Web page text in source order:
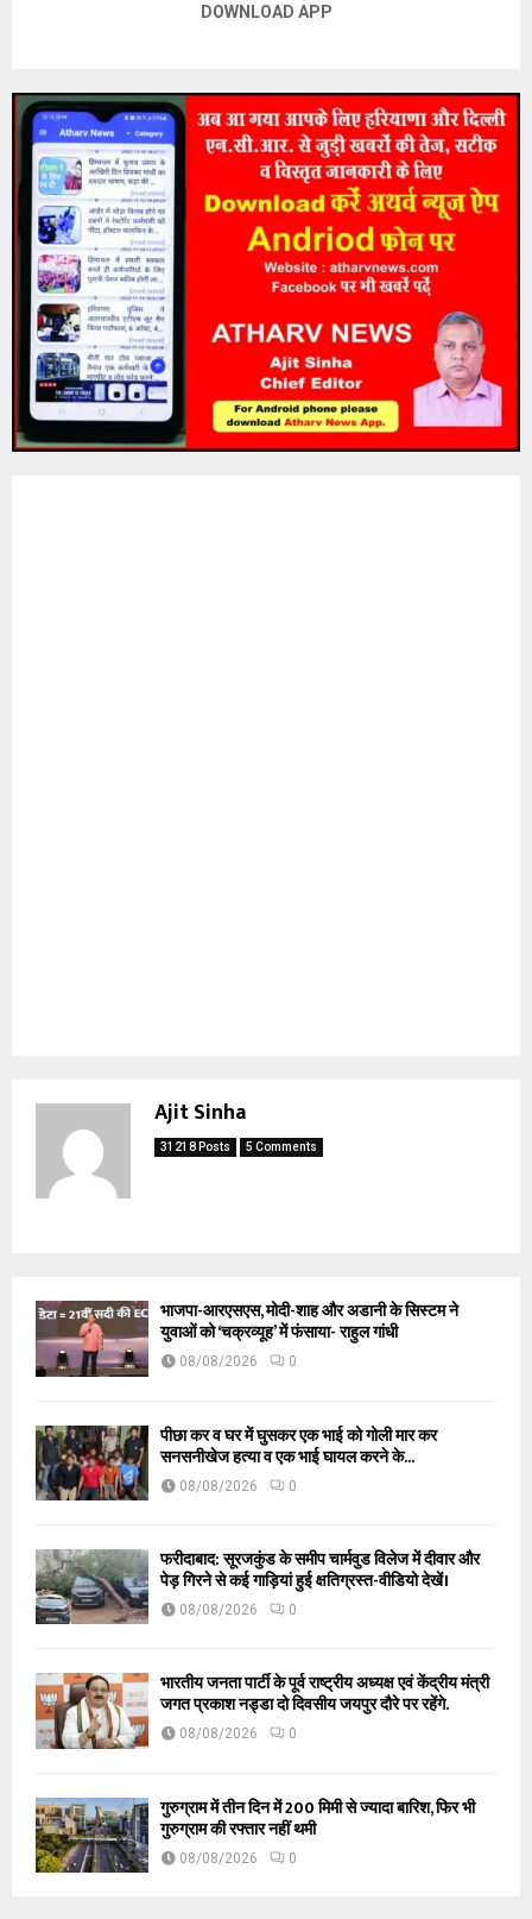
DOWNLOAD APP
Ajit Sinha
31218 Posts 5 Comments
भाजपा-आरएसएस, मोदी-शाह और अडानी के सिस्टम ने
युवाओं को ‘चक्रव्यूह’ में फंसाया- राहुल गांधी
08/08/2026 0
पीछा कर व घर में घुसकर एक भाई को गोली मार कर
सनसनीखेज हत्या व एक भाई घायल करने के...
08/08/2026 0
फरीदाबाद: सूरजकुंड के समीप चार्मवुड विलेज में दीवार और
पेड़ गिरने से कई गाड़ियां हुई क्षतिग्रस्त-वीडियो देखें।
08/08/2026 0
भारतीय जनता पार्टी के पूर्व राष्ट्रीय अध्यक्ष एवं केंद्रीय मंत्री
जगत प्रकाश नड्डा दो दिवसीय जयपुर दौरे पर रहेंगे.
08/08/2026 0
गुरुग्राम में तीन दिन में 200 मिमी से ज्यादा बारिश, फिर भी
गुरुग्राम की रफ्तार नहीं थमी
08/08/2026 0